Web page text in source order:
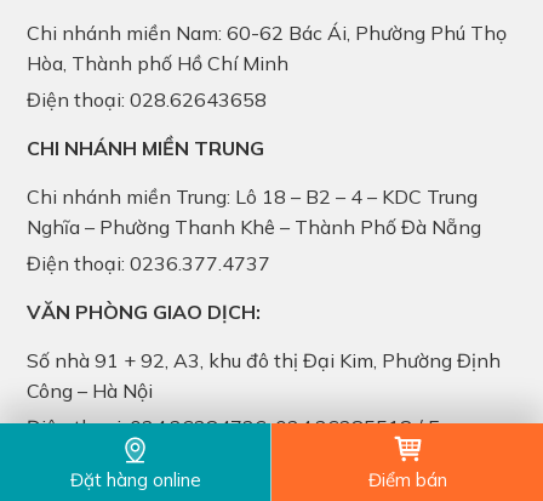
Chi nhánh miền Nam: 60-62 Bác Ái, Phường Phú Thọ
Hòa, Thành phố Hồ Chí Minh
Điện thoại: 028.62643658
CHI NHÁNH MIỀN TRUNG
Chi nhánh miền Trung: Lô 18 – B2 – 4 – KDC Trung
Nghĩa – Phường Thanh Khê – Thành Phố Đà Nẵng
Điện thoại: 0236.377.4737
VĂN PHÒNG GIAO DỊCH:
Số nhà 91 + 92, A3, khu đô thị Đại Kim, Phường Định
Công – Hà Nội
Điện thoại: 024.36284736, 024.36285518 / Fax:
024.36284735
Đặt hàng online Điểm bán